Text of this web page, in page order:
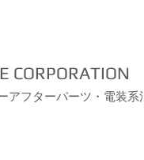
CORPORATION
アフターパーツ・電装系